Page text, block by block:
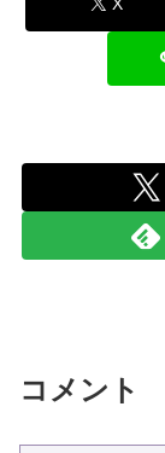
コメント